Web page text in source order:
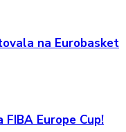
na Eurobasket
Europe Cup!